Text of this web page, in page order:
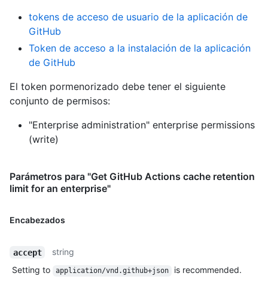
tokens de acceso de usuario de la aplicación de
GitHub
Token de acceso a la instalación de la aplicación
de GitHub
El token pormenorizado debe tener el siguiente
conjunto de permisos:
"Enterprise administration" enterprise permissions
(write)
Parámetros para "Get GitHub Actions cache retention
limit for an enterprise"
Encabezados
accept
string
Setting to
application/vnd.github+json is recommended.